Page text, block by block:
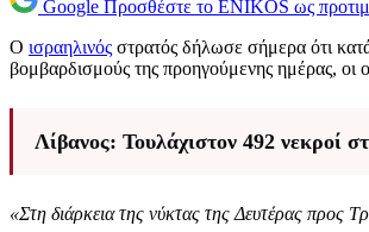
Google Προσθέστε το ENIKOS ως
Ο ισραηλινός στρατός δήλωσε σήμερα ότι κατά
βομβαρδισμούς της προηγούμενης ημέρας, οι
Λίβανος: Τουλάχιστον 492 νεκροί
«Στη διάρκεια της νύκτας της Δευτέρας προς